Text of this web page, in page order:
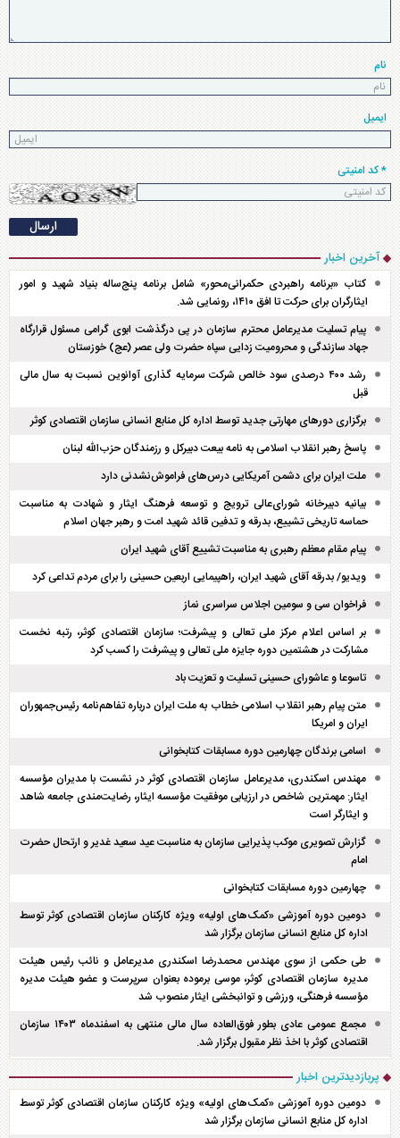
نام
ایمیل
* کد امنیتی
آخرین اخبار
کتاب «برنامه راهبردی حکمرانی‌محور» شامل برنامه پنج‌ساله بنیاد شهید و امور
ایثارگران برای حرکت تا افق ۱۴۱۰، رونمایی شد.
پیام تسلیت مدیرعامل محترم سازمان در پی درگذشت ابوی گرامی مسئول قرارگاه
جهاد سازندگی و محرومیت زدایی سپاه حضرت ولی عصر (عج) خوزستان
رشد ۴۰۰ درصدی سود خالص شرکت سرمایه گذاری آوانوین نسبت به سال مالی
قبل
برگزاری دور‌های مهارتی جدید توسط اداره کل منابع انسانی سازمان اقتصادی کوثر
پاسخ رهبر انقلاب اسلامی به نامه بیعت دبیرکل و رزمندگان حزب‌الله لبنان
ملت ایران برای دشمن آمریکایی درس‌های فراموش‌نشدنی دارد
بیانیه دبیرخانه شورای‌عالی ترویج و توسعه فرهنگ ایثار و شهادت به مناسبت
حماسه تاریخی تشییع، بدرقه و تدفین قائد شهید امت و رهبر جهان اسلام
پیام مقام معظم رهبری به مناسبت تشییع آقای شهید ایران
ویدیو/ بدرقه آقای شهید ایران، راهپیمایی اربعین حسینی را برای مردم تداعی کرد
فراخوان سی و سومین اجلاس سراسری نماز
بر اساس اعلام مرکز ملی تعالی و پیشرفت؛ سازمان اقتصادی کوثر، رتبه نخست
مشارکت در هشتمین دوره جایزه ملی تعالی و پیشرفت را کسب کرد
تاسوعا و عاشورای حسینی تسلیت و تعزیت باد
متن پیام رهبر انقلاب اسلامی خطاب به ملت ایران درباره تفاهم‌نامه رئیس‌جمهوران
ایران و امریکا
اسامی برندگان چهارمین دوره مسابقات کتابخوانی
مهندس اسکندری، مدیرعامل سازمان اقتصادی کوثر در نشست با مدیران مؤسسه
ایثار: مهمترین شاخص در ارزیابی موفقیت مؤسسه ایثار، رضایت‌مندی جامعه شاهد
و ایثارگر است
گزارش تصویری موکب پذیرایی سازمان به مناسبت عید سعید غدیر و ارتحال حضرت
امام
چهارمین دوره مسابقات کتابخوانی
دومین دوره آموزشی «کمک‌های اولیه» ویژه کارکنان سازمان اقتصادی کوثر توسط
اداره کل منابع انسانی سازمان برگزار شد
طی حکمی از سوی مهندس محمدرضا اسکندری مدیرعامل و نائب رئیس هیئت
مدیره سازمان اقتصادی کوثر، موسی برموده بعنوان سرپرست و عضو هیئت مدیره
مؤسسه فرهنگی، ورزشی و توانبخشی ایثار منصوب شد
مجمع عمومی عادی بطور فوق‌العاده سال مالی منتهی به اسفند‌ماه ۱۴۰۳ سازمان
اقتصادی کوثر با اخذ نظر مقبول برگزار شد.
پربازدیدترین اخبار
دومین دوره آموزشی «کمک‌های اولیه» ویژه کارکنان سازمان اقتصادی کوثر توسط
اداره کل منابع انسانی سازمان برگزار شد